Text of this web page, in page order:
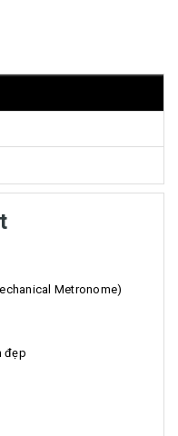
Metronome)
đẹp